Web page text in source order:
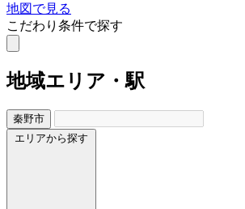
地図で見る
こだわり条件で探す
地域エリア・駅
秦野市
エリアから探す